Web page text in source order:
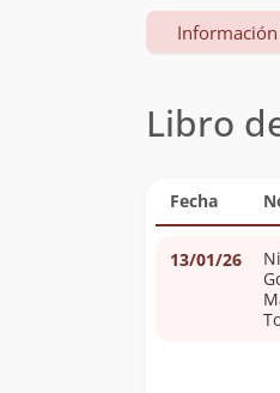
Información
Libro
Fecha
13/01/26